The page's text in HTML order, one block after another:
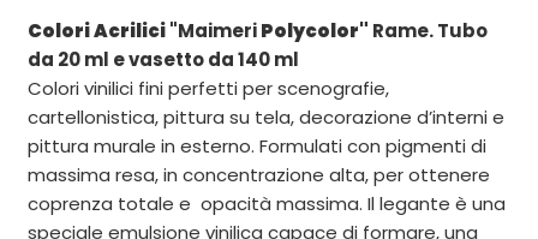
Colori Acrilici"MaimeriPolycolor" Rame. Tubo
da 20 ml e vasetto da 140 ml
Colori vinilici fini perfetti per scenografie,
cartellonistica, pittura su tela, decorazione d’interni e
pittura murale in esterno. Formulati con pigmenti di
massima resa, in concentrazione alta, per ottenere
coprenza totale e opacità massima. Il legante è una
speciale emulsione vinilica capace di formare, una